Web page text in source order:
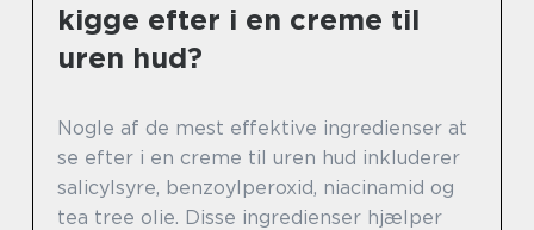
kigge efter i en creme til
uren hud?
Nogle af de mest effektive ingredienser at
se efter i en creme til uren hud inkluderer
salicylsyre, benzoylperoxid, niacinamid og
tea tree olie. Disse ingredienser hjælper